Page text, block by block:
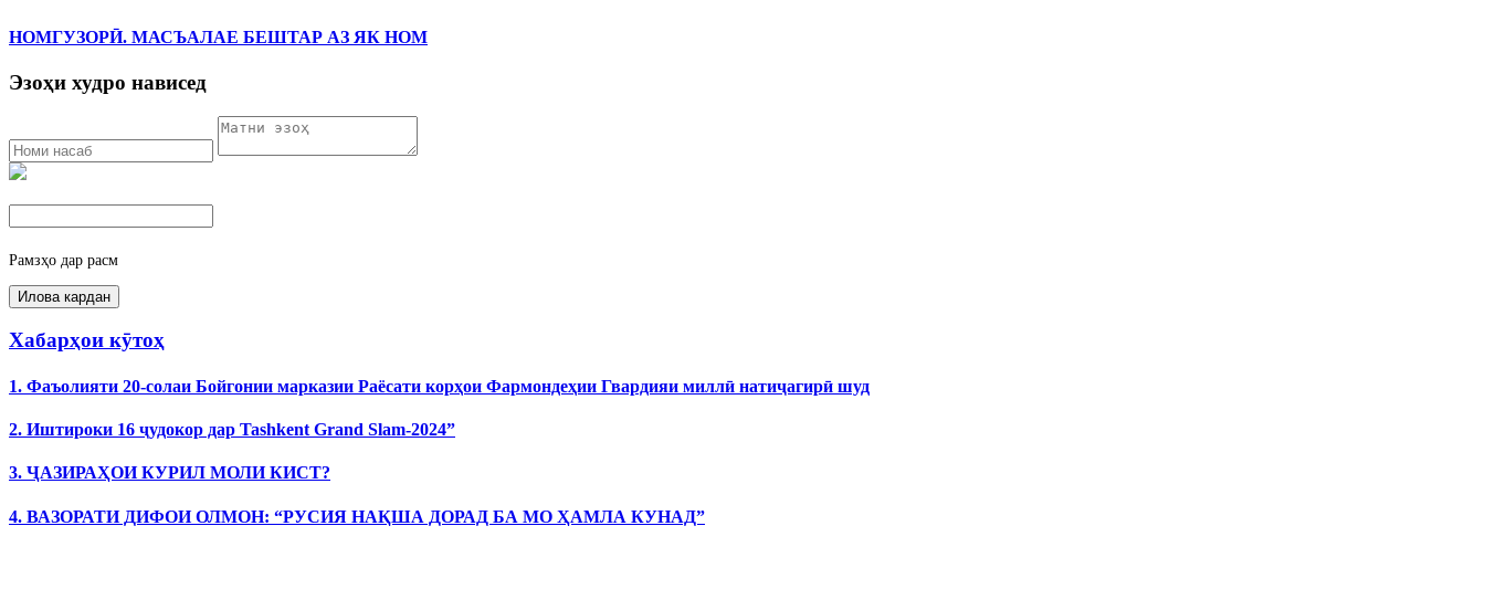
НОМГУЗОРӢ. МАСЪАЛАЕ БЕШТАР АЗ ЯК НОМ
Эзоҳи худро нависед
Рамзҳо дар расм
Хабарҳои кӯтоҳ
1. Фаъолияти 20-солаи Бойгонии марказии Раёсати корҳои Фармондеҳии Гвардияи миллӣ натиҷагирӣ шуд
2. Иштироки 16 ҷудокор дар Tashkent Grand Slam-2024”
3. ҶАЗИРАҲОИ КУРИЛ МОЛИ КИСТ?
4. ВАЗОРАТИ ДИФОИ ОЛМОН: “РУСИЯ НАҚША ДОРАД БА МО ҲАМЛА КУНАД”